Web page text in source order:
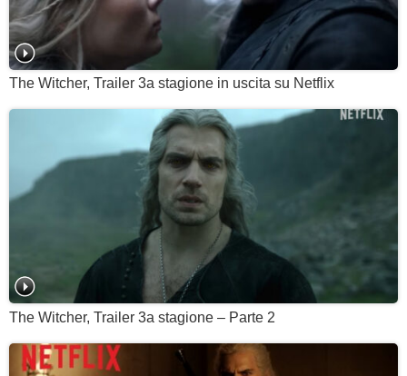
The Witcher, Trailer 3a stagione in uscita su Netflix
The Witcher, Trailer 3a stagione – Parte 2